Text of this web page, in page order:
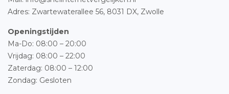
Adres: Zwartewaterallee 56, 8031 DX, Zwolle
Openingstijden
Ma-Do: 08:00 – 20:00
Vrijdag: 08:00 – 22:00
Zaterdag: 08:00 – 12:00
Zondag: Gesloten